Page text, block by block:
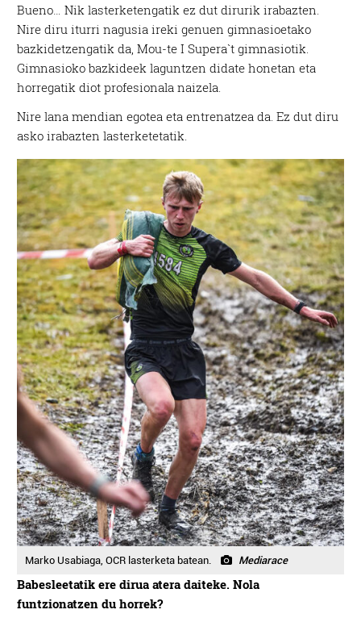
Bueno… Nik lasterketengatik ez dut dirurik irabazten.
Nire diru iturri nagusia ireki genuen gimnasioetako
bazkidetzengatik da, Mou-te I Supera`t gimnasiotik.
Gimnasioko bazkideek laguntzen didate honetan eta
horregatik diot profesionala naizela.
Nire lana mendian egotea eta entrenatzea da. Ez dut diru
asko irabazten lasterketetatik.
Marko Usabiaga, OCR lasterketa batean. Mediarace
Babesleetatik ere dirua atera daiteke. Nola
funtzionatzen du horrek?